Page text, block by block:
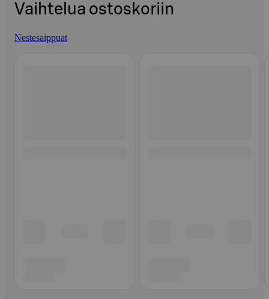
Vaihtelua ostoskoriin
Nestesaippuat